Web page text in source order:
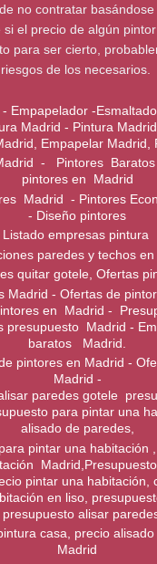
no contratar
el precio de algún
para ser cierto,
de los necesarios.
Empapelador -
Madrid - Pintura
Empapelar Madrid,
- Pintores
pintores en Madrid
Madrid - Pintores
- Diseño pintores
Listado empresas pintura
paredes y techos en
quitar gotele, Ofertas
Madrid - Ofertas de
en Madrid -
presupuesto Madrid -
baratos Madrid.
pintores en Madrid -
Madrid -
paredes gotele
para pintar una
alisado de paredes,
pintar una habitación
pintar una habitación,
en liso,
alisar
casa, precio
Madrid